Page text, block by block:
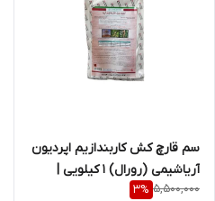
سم قارچ کش کاربندازیم اپردیون
آریاشیمی (رورال) 1 کیلویی |
Carbendazim + Aperdione
5,500,000
3%